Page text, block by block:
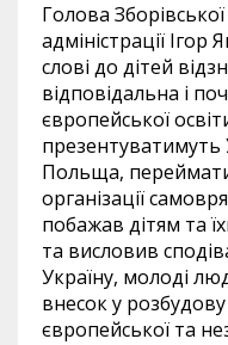
Голова
адміністрації
слові до дітей
відповідальна і
європейської
презентуватимуть
Польща,
організації
побажав дітям та
та висловив
Україну, молоді
внесок у
європейської та